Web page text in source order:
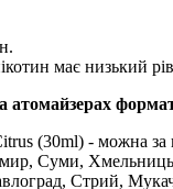
має низький
атомайзерах
(30ml) - можна
Суми,
Стрий,